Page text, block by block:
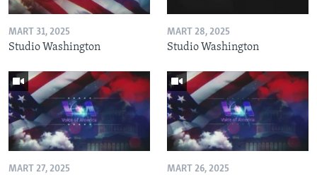
MART 31, 2025
Studio Washington
MART 28, 2025
Studio Washington
MART 27, 2025 MART 26, 2025